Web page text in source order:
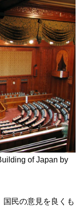
of Japan by
民の意見を良くも